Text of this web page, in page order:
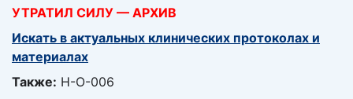
УТРАТИЛ СИЛУ — АРХИВ
Искать в актуальных клинических протоколах и
материалах
Также: H-O-006